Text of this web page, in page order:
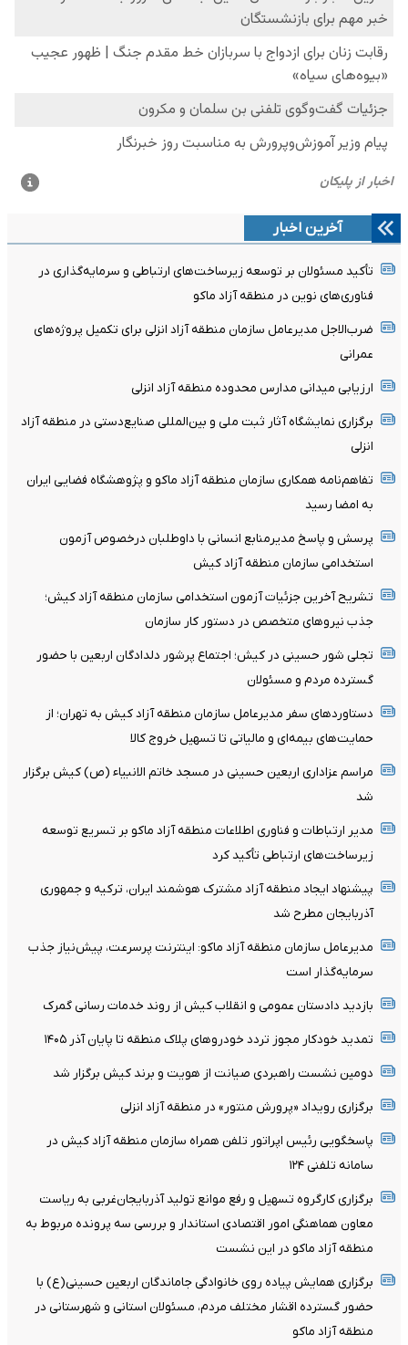
آخرین اخبار
تأکید مسئولان بر توسعه زیرساخت‌های ارتباطی و سرمایه‌گذاری در
فناوری‌های نوین در منطقه آزاد ماکو
ضرب‌الاجل مدیرعامل سازمان منطقه آزاد انزلی برای تکمیل پروژه‌های
عمرانی
ارزیابی میدانی مدارس محدوده منطقه آزاد انزلی
برگزاری نمایشگاه آثار ثبت ملی و بین‌المللی صنایع‌دستی در منطقه آزاد
انزلی
تفاهم‌نامه همکاری سازمان منطقه آزاد ماکو و پژوهشگاه فضایی ایران
به امضا رسید
پرسش و پاسخ مدیرمنابع انسانی با داوطلبان درخصوص آزمون
استخدامی سازمان منطقه آزاد کیش
تشریح آخرین جزئیات آزمون استخدامی سازمان منطقه آزاد کیش؛
جذب نیروهای متخصص در دستور کار سازمان
تجلی شور حسینی در کیش؛ اجتماع پرشور دلدادگان اربعین با حضور
گسترده مردم و مسئولان
دستاوردهای سفر مدیرعامل سازمان منطقه آزاد کیش به تهران؛ از
حمایت‌های بیمه‌ای و مالیاتی تا تسهیل خروج کالا
مراسم عزاداری اربعین حسینی در مسجد خاتم ‌الانبیاء (ص) کیش برگزار
شد
مدیر ارتباطات و فناوری اطلاعات منطقه آزاد ماکو بر تسریع توسعه
زیرساخت‌های ارتباطی تأکید کرد
پیشنهاد ایجاد منطقه آزاد مشترک هوشمند ایران، ترکیه و جمهوری
آذربایجان مطرح شد
مدیرعامل سازمان منطقه آزاد ماکو: اینترنت پرسرعت، پیش‌نیاز جذب
سرمایه‌گذار است
بازدید دادستان عمومی و انقلاب کیش از روند خدمات رسانی گمرک
تمدید خودکار مجوز تردد خودروهای پلاک منطقه تا پایان آذر ۱۴۰۵
دومین نشست راهبردی صیانت از هویت و برند کیش برگزار شد
برگزاری رویداد «پرورش منتور» در منطقه آزاد انزلی
پاسخگویی رئیس اپراتور تلفن همراه سازمان منطقه آزاد کیش در
سامانه تلفنی ۱۲۴
برگزاری کارگروه تسهیل و رفع موانع تولید آذربایجان‌غربی به ریاست
معاون هماهنگی امور اقتصادی استاندار و بررسی سه پرونده مربوط به
منطقه آزاد ماکو در این نشست
برگزاری همایش پیاده روی خانوادگی جاماندگان اربعین حسینی(ع) با
حضور گسترده اقشار مختلف مردم، مسئولان استانی و شهرستانی در
منطقه آزاد ماکو